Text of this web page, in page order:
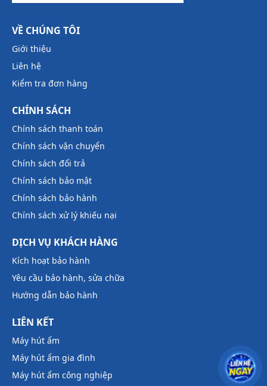
VỀ CHÚNG TÔI
Giới thiệu
Liên hệ
Kiểm tra đơn hàng
CHÍNH SÁCH
Chính sách thanh toán
Chính sách vận chuyển
Chính sách đổi trả
Chính sách bảo mật
Chính sách bảo hành
Chính sách xử lý khiếu nại
DỊCH VỤ KHÁCH HÀNG
Kích hoạt bảo hành
Yêu cầu bảo hành, sửa chữa
Hướng dẫn bảo hành
LIÊN KẾT
Máy hút ẩm
Máy hút ẩm gia đình
Máy hút ẩm công nghiệp